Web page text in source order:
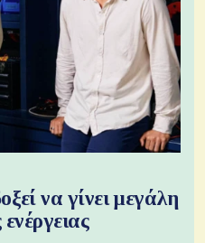
να γίνει μεγάλη